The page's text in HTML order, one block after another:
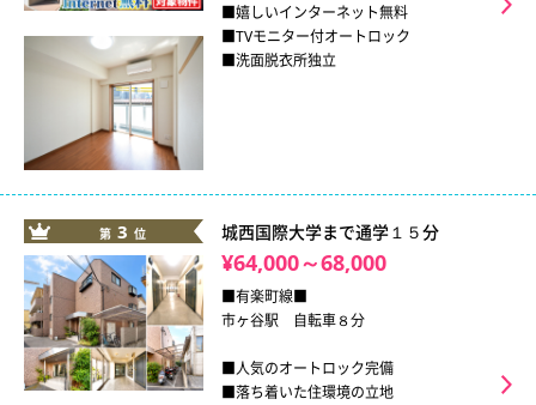
■嬉しいインターネット無料
■TVモニター付オートロック
■洗面脱衣所独立
第 3 位 城西国際大学まで通学１５分
¥64,000～68,000
■有楽町線■
市ヶ谷駅 自転車８分
■人気のオートロック完備
■落ち着いた住環境の立地